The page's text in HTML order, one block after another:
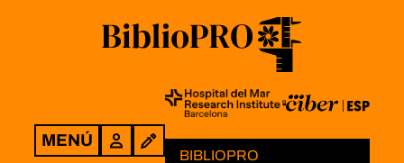
MENÚ Login
BIBLIOPRO